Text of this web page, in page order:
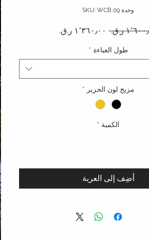
وحدة SKU: WCB 09
سعر عادي
طول العباءة *
مزيج لون الحرير *
الكمية *
أضِف إلى العربة